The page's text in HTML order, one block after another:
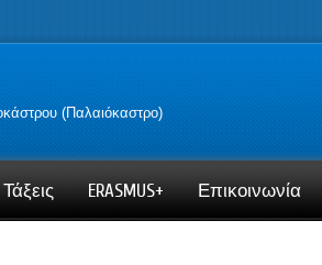
(Παλαιόκαστρο)
Τάξεις ERASMUS+ Επικοινωνία